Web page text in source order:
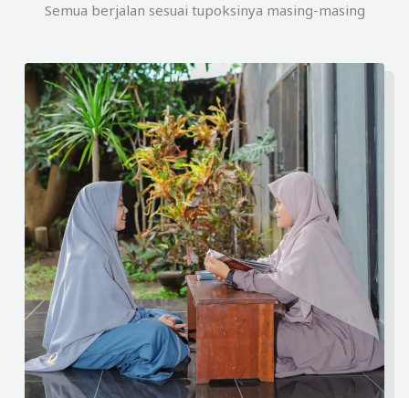
Semua berjalan sesuai tupoksinya masing-masing